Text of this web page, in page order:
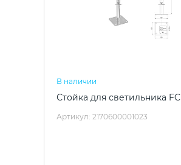
В наличии
Стойка для светильника FC
Артикул: 2170600001023